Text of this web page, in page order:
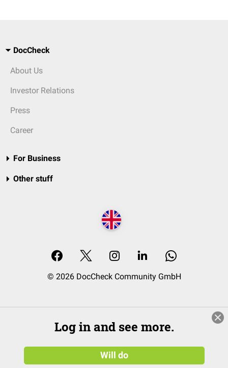
DocCheck
About Us
Investor Relations
Press
Career
For Business
Other stuff
© 2026 DocCheck Community GmbH
Log in and see more.
Will do